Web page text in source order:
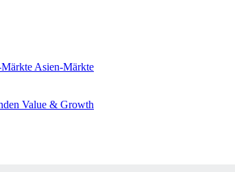
Asien-Märkte
Value & Growth